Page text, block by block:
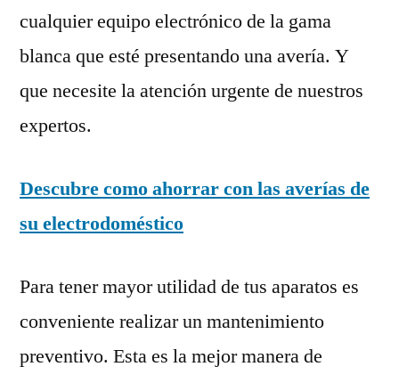
cualquier equipo electrónico de la gama
blanca que esté presentando una avería. Y
que necesite la atención urgente de nuestros
expertos.
Descubre como ahorrar con las averías de
su electrodoméstico
Para tener mayor utilidad de tus aparatos es
conveniente realizar un mantenimiento
preventivo. Esta es la mejor manera de